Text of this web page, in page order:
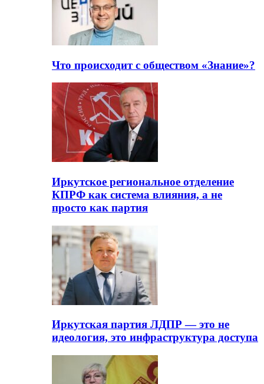
Что происходит с обществом «Знание»?
Иркутское региональное отделение
КПРФ как система влияния, а не
просто как партия
Иркутская партия ЛДПР — это не
идеология, это инфраструктура доступа